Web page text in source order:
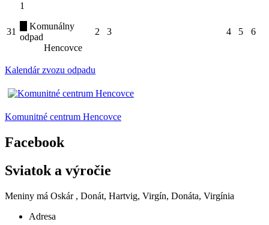
31
1
Komunálny
odpad
Hencovce
2 3 4 5 6
Kalendár zvozu odpadu
Komunitné centrum Hencovce
Facebook
Sviatok a výročie
Meniny má Oskár , Donát, Hartvig, Virgín, Donáta, Virgínia
Adresa